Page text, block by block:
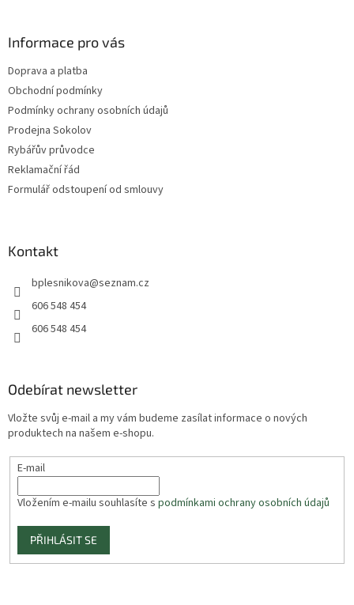
Informace pro vás
Doprava a platba
Obchodní podmínky
Podmínky ochrany osobních údajů
Prodejna Sokolov
Rybářův průvodce
Reklamační řád
Formulář odstoupení od smlouvy
Kontakt
bplesnikova@seznam.cz
606 548 454
606 548 454
Odebírat newsletter
Vložte svůj e-mail a my vám budeme zasílat informace o nových
produktech na našem e-shopu.
E-mail
Vložením e-mailu souhlasíte s podmínkami ochrany osobních údajů
PŘIHLÁSIT SE